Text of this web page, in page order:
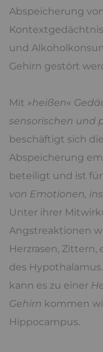
Abspeicherung
und
Gehirn gestört
Mit »heißen«
sensorischen und
beschäftigt sich
Abspeicherung
beteiligt und ist
von Emotionen,
Unter ihrer
Angstreaktionen
Herzrasen,
des
kann es zu einer
Gehirn kommen
Hippocampus.